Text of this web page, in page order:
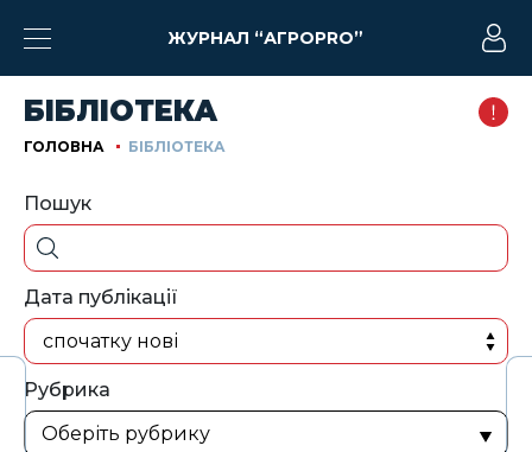
ЖУРНАЛ “АГРОPRO”
БІБЛІОТЕКА
ГОЛОВНА БІБЛІОТЕКА
Пошук
Дата публікації
спочатку нові
Рубрика